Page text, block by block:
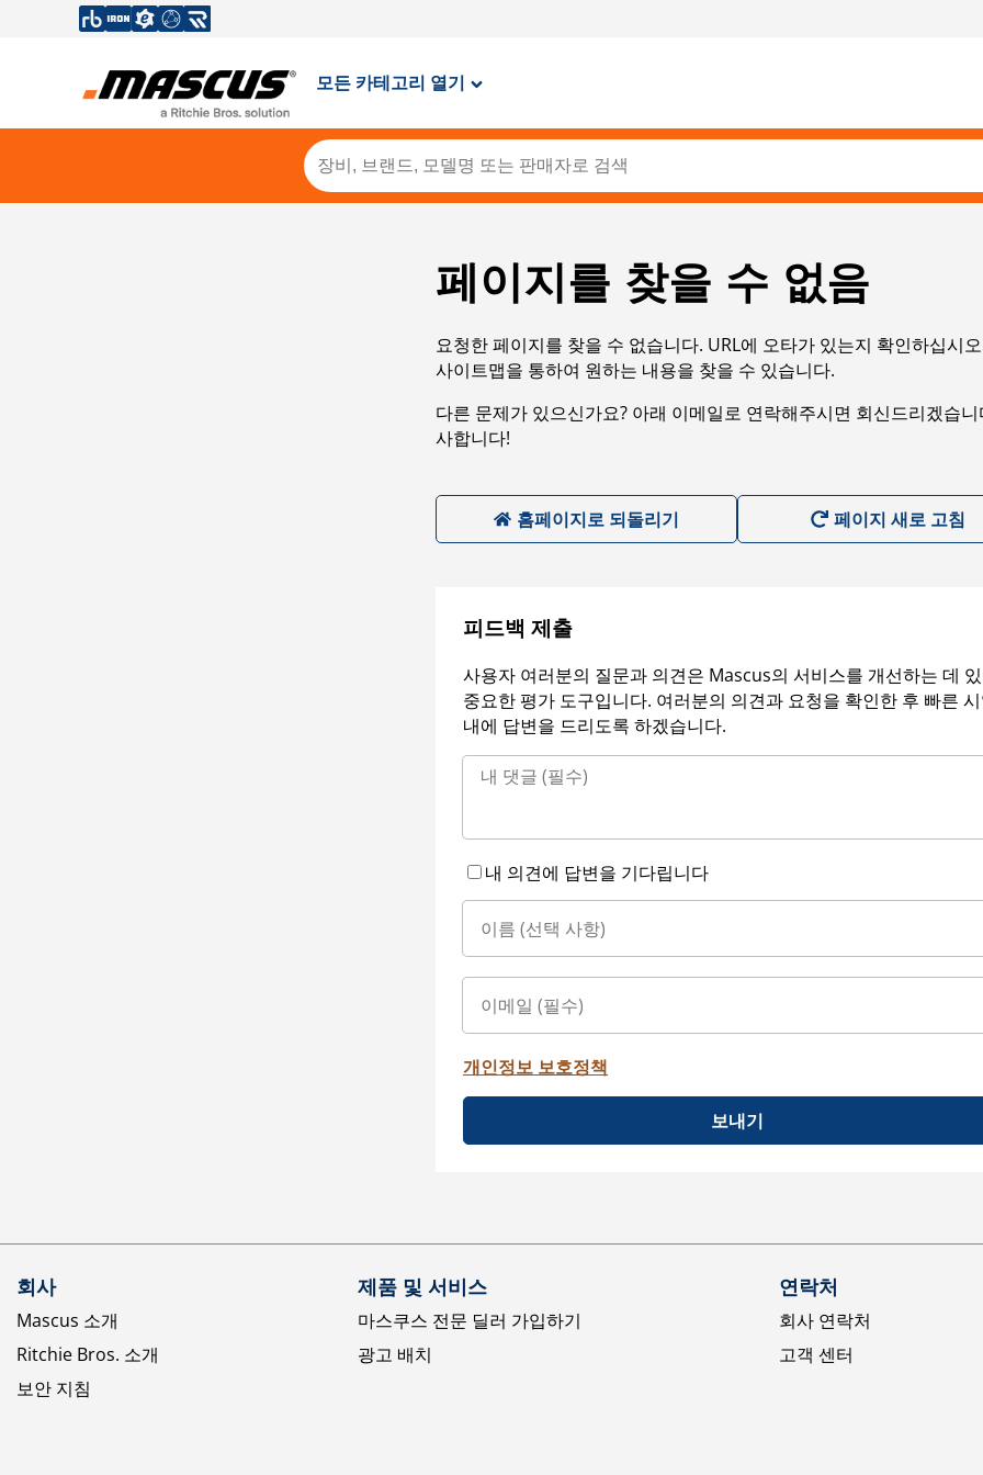
모든 카테고리 열기
페이지를 찾을 수 없음
요청한 페이지를 찾을 수 없습니다. URL에 오타가 있는지 확인하십시
사이트맵을 통하여 원하는 내용을 찾을 수 있습니다.
다른 문제가 있으신가요? 아래 이메일로 연락해주시면 회신드리겠습
사합니다!
홈페이지로 되돌리기 페이지 새로 고침
피드백 제출
사용자 여러분의 질문과 의견은 Mascus의 서비스를 개선하는 데
중요한 평가 도구입니다. 여러분의 의견과 요청을 확인한 후 빠른
내에 답변을 드리도록 하겠습니다.
내 의견에 답변을 기다립니다
개인정보 보호정책
보내기
회사
Mascus 소개
Ritchie Bros. 소개
보안 지침
제품 및 서비스
마스쿠스 전문 딜러 가입하기
광고 배치
연락처
회사 연락처
고객 센터